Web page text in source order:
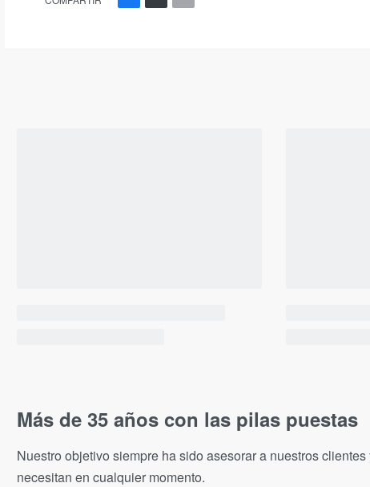
Más de 35 años con las pilas puestas
Nuestro objetivo siempre ha sido asesorar a nuestros
necesitan en cualquier momento.